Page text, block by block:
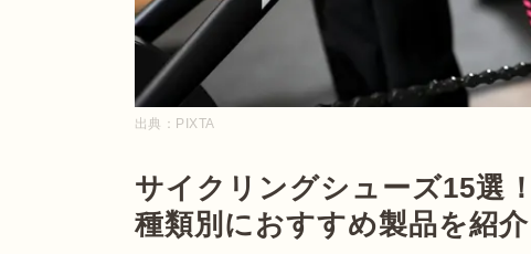
出典： PIXTA
サイクリングシューズ15選
種類別におすすめ製品を紹介